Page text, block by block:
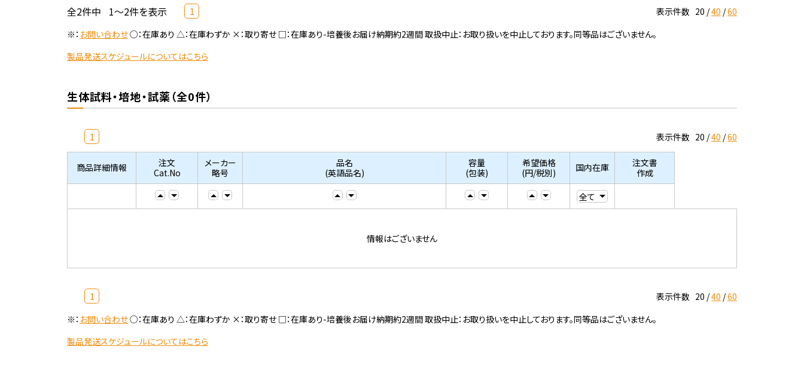
全2件中 1～2件を表示 1 表示件数 20 40 60
※： お問い合わせ○：在庫あり △：在庫わずか ×：取り寄せ □：在庫あり-培養後お届け納期約2週間 取扱中止：お取り扱いを中止しております。同等品はございません。
製品発送スケジュールについてはこちら
生体試料・培地・試薬（全0件）
1 表示件数 20 40 60
商品詳細情報
注文
Cat.No
メーカー
略号
品名
(英語品名)
容量
(包装)
希望価格
(円/税別)
国内在庫
注文書
作成
情報はございません
1 表示件数 20 40 60
※： お問い合わせ○：在庫あり △：在庫わずか ×：取り寄せ □：在庫あり-培養後お届け納期約2週間 取扱中止：お取り扱いを中止しております。同等品はございません。
製品発送スケジュールについてはこちら